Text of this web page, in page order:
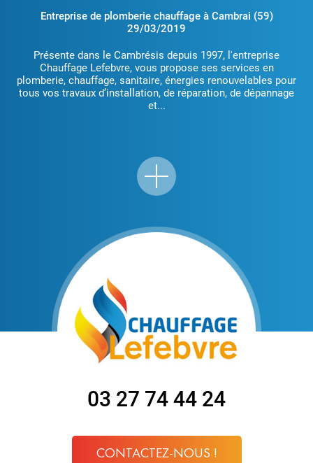
Entreprise de plomberie chauffage à Cambrai (59)
29/03/2019
Présente dans le Cambrésis depuis 1997, l'entreprise
Chauffage Lefebvre, vous propose ses services en
plomberie, chauffage, sanitaire, énergies renouvelables pour
tous vos travaux d’installation, de réparation, de dépannage
et...
03 27 74 44 24
CONTACTEZ-NOUS !